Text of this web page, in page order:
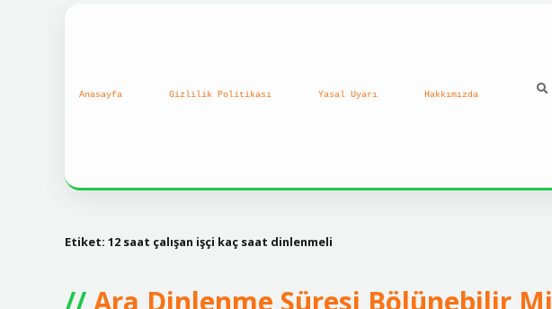
Anasayfa Gizlilik Politikası Yasal Uyarı Hakkımızda
Etiket: 12 saat çalışan işçi kaç saat dinlenmeli